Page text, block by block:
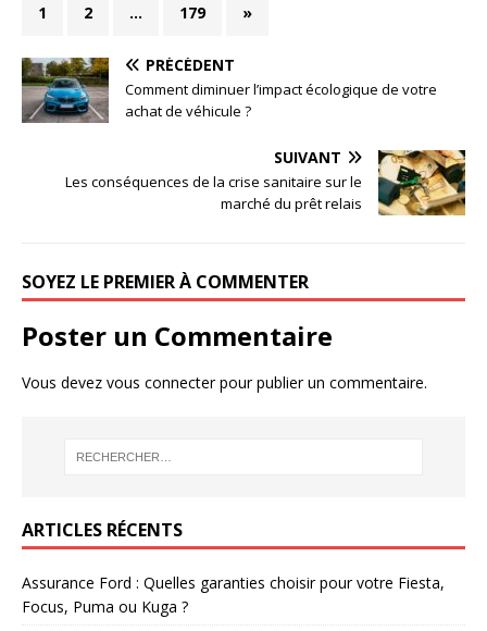
1 2 … 179 »
PRÉCÉDENT
Comment diminuer l’impact écologique de votre
achat de véhicule ?
SUIVANT
Les conséquences de la crise sanitaire sur le
marché du prêt relais
SOYEZ LE PREMIER À COMMENTER
Poster un Commentaire
Vous devez vous connecterpour publier un commentaire.
ARTICLES RÉCENTS
Assurance Ford : Quelles garanties choisir pour votre Fiesta,
Focus, Puma ou Kuga ?